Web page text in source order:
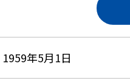
1959年5月1日